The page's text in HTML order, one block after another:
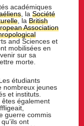
académiques
, laSociété
, laBritish
Association
and Sciences et
mobilisées en
sur sa
morte.
étudiants
nombreux jeunes
et instituts.
êtes également
guerre commis
qu’ils ont